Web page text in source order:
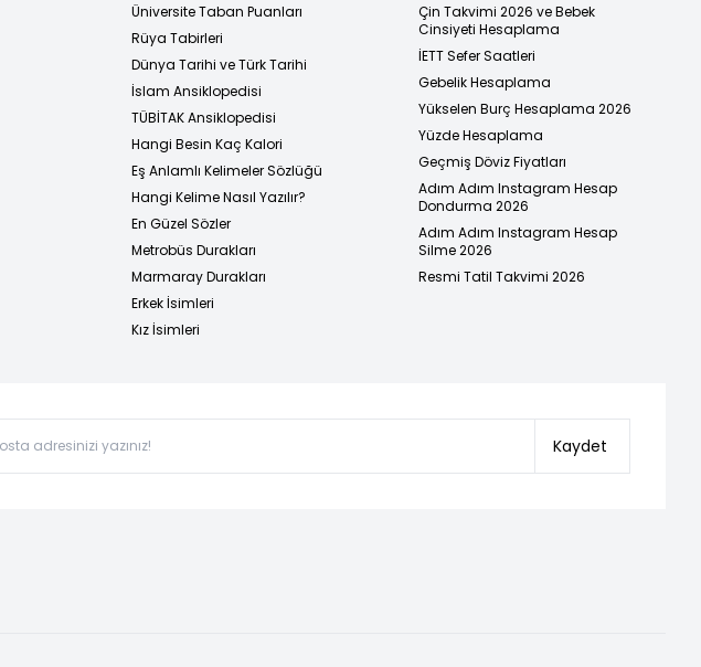
Üniversite Taban Puanları
Rüya Tabirleri
Dünya Tarihi ve Türk Tarihi
İslam Ansiklopedisi
TÜBİTAK Ansiklopedisi
Hangi Besin Kaç Kalori
Eş Anlamlı Kelimeler Sözlüğü
Hangi Kelime Nasıl Yazılır?
En Güzel Sözler
Metrobüs Durakları
Marmaray Durakları
Erkek İsimleri
Kız İsimleri
Çin Takvimi 2026 ve Bebek
Cinsiyeti Hesaplama
İETT Sefer Saatleri
Gebelik Hesaplama
Yükselen Burç Hesaplama 2026
Yüzde Hesaplama
Geçmiş Döviz Fiyatları
Adım Adım Instagram Hesap
Dondurma 2026
Adım Adım Instagram Hesap
Silme 2026
Resmi Tatil Takvimi 2026
Kaydet